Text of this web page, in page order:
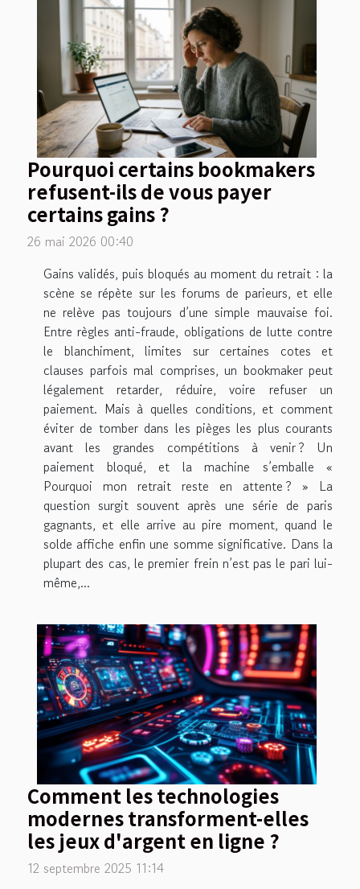
Pourquoi certains bookmakers
refusent-ils de vous payer
certains gains ?
26 mai 2026 00:40
Gains validés, puis bloqués au moment du retrait : la
scène se répète sur les forums de parieurs, et elle
ne relève pas toujours d’une simple mauvaise foi.
Entre règles anti-fraude, obligations de lutte contre
le blanchiment, limites sur certaines cotes et
clauses parfois mal comprises, un bookmaker peut
légalement retarder, réduire, voire refuser un
paiement. Mais à quelles conditions, et comment
éviter de tomber dans les pièges les plus courants
avant les grandes compétitions à venir ? Un
paiement bloqué, et la machine s’emballe «
Pourquoi mon retrait reste en attente ? » La
question surgit souvent après une série de paris
gagnants, et elle arrive au pire moment, quand le
solde affiche enfin une somme significative. Dans la
plupart des cas, le premier frein n’est pas le pari lui-
même,...
Comment les technologies
modernes transforment-elles
les jeux d'argent en ligne ?
12 septembre 2025 11:14